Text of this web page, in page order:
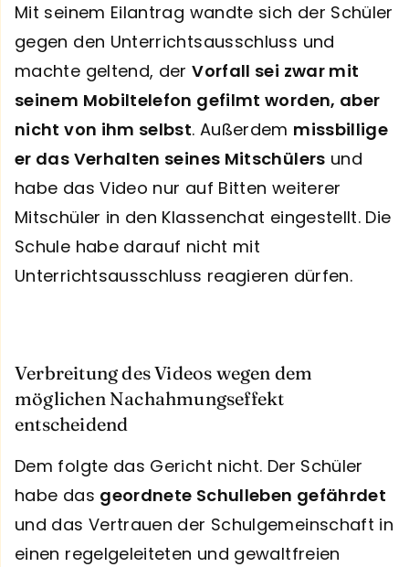
Mit seinem Eilantrag wandte sich der Schüler
gegen den Unterrichtsausschluss und
machte geltend, derVorfall sei zwar mit
seinem Mobiltelefon gefilmt worden, aber
nicht von ihm selbst. Außerdem missbillige
er das Verhalten seines Mitschülers und
habe das Video nur auf Bitten weiterer
Mitschüler in den Klassenchat eingestellt. Die
Schule habe darauf nicht mit
Unterrichtsausschluss reagieren dürfen.
Verbreitung des Videos wegen dem
möglichen Nachahmungseffekt
entscheidend
Dem folgte das Gericht nicht. Der Schüler
habe das geordnete Schulleben gefährdet
und das Vertrauen der Schulgemeinschaft in
einen regelgeleiteten und gewaltfreien